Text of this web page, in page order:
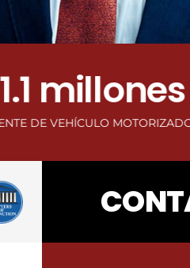
MOTORIZADOACCIDENTE